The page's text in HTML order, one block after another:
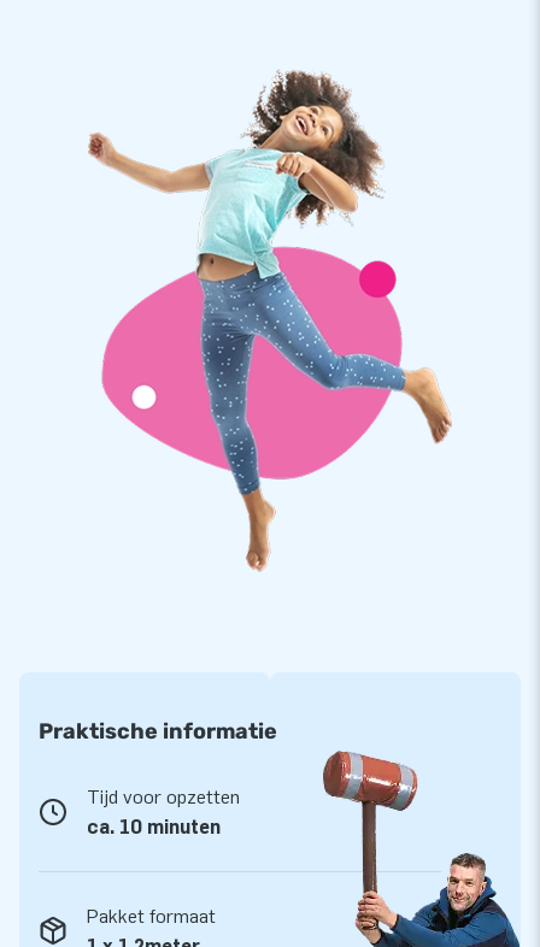
op te zetten, inclusief interne blower. En dat opzetten gaat
heel snel en gemakkelijk. Ideaal toch? Stap binnen in deze
opblaasbare bubbel tent en ontspan. Je zult zien: het is goed
toeven in je eigen bubbel.
JB Inflatables: de beste service en garantie
JB Inflatables is producent van springkussens en andere
inflatables. Onze opblaasbare bubbeltenten en andere
artikelen worden naar meer dan 75 landen geëxporteerd. Wij
werken alleen met de allerbeste mensen en materialen. En
ook voor de beste service ben je bij ons op het juiste adres.
Natuurlijk krijg je garantie op je opblaasbare doorzichtige
dome tent. Is er iets mis, dan staan we voor je klaar!
Praktische informatie
Tijd voor opzetten
ca. 10 minuten
Pakket formaat